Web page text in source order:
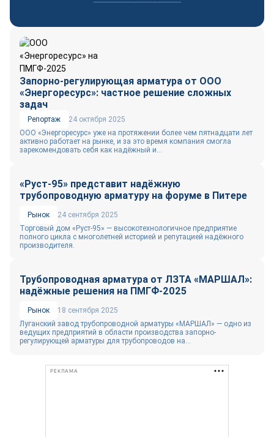
Запорно-регулирующая арматура от ООО
«Энергоресурс»: частное решение сложных
задач
Репортаж
24 октября 2025
ООО «Энергоресурс» уже на протяжении более чем пятнадцати лет
активно работает на рынке, и за это время компания смогла
зарекомендовать себя как надёжный и...
«Руст-95» представит надёжную
трубопроводную арматуру на форуме в Питере
Рынок
24 сентября 2025
Торговый дом «Руст-95» — высокотехнологичное предприятие
полного цикла с многолетней историей и репутацией надёжного
производителя.
Трубопроводная арматура от ЛЗТА «МАРШАЛ»:
надёжные решения на ПМГФ-2025
Рынок
18 сентября 2025
Луганский завод трубопроводной арматуры «МАРШАЛ» — одно из
ведущих предприятий в области производства запорно-
регулирующей арматуры для трубопроводов на...
РЕКЛАМА